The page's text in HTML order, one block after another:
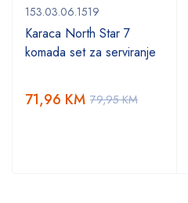
153.03.06.1519
Karaca North Star 7
komada set za serviranje
79,95KM
71,96 KM